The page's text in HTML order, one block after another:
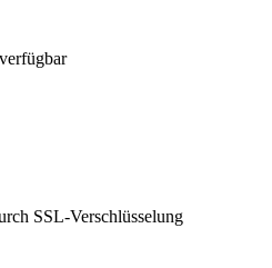
SSL-Verschlüsselung